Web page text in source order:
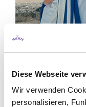
Diese Webseite
Wir verwenden
personalisieren,